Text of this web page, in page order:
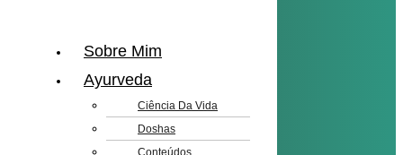
Sobre Mim
Ayurveda
Ciência Da Vida
Doshas
Conteúdos